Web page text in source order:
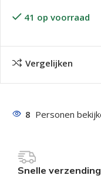
41 op voorraad
Vergelijken
8 Personen
Snelle verzending